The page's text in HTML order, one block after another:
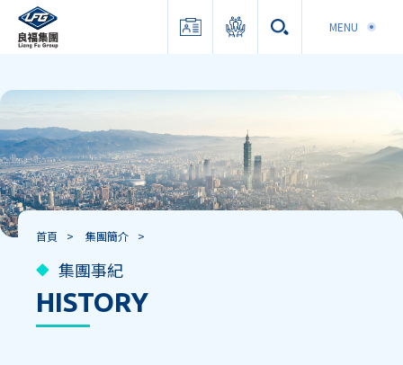
MENU
首頁 > 集團簡介 >
集團事紀
HISTORY